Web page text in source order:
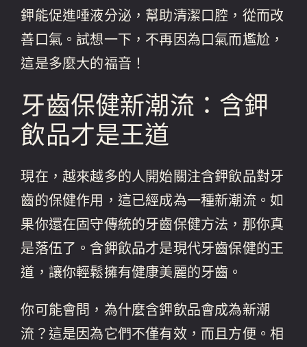
鉀能促進唾液分泌，幫助清潔口腔，從而改
善口氣。試想一下，不再因為口氣而尷尬，
這是多麼大的福音！
牙齒保健新潮流：含鉀
飲品才是王道
現在，越來越多的人開始關注含鉀飲品對牙
齒的保健作用，這已經成為一種新潮流。如
果你還在固守傳統的牙齒保健方法，那你真
是落伍了。含鉀飲品才是現代牙齒保健的王
道，讓你輕鬆擁有健康美麗的牙齒。
你可能會問，為什麼含鉀飲品會成為新潮
流？這是因為它們不僅有效，而且方便。相